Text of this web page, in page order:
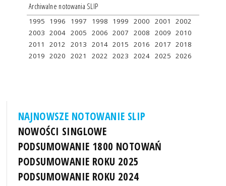
Archiwalne notowania SLIP
1995 1996 1997 1998 1999 2000 2001
2002
2003 2004 2005 2006 2007 2008 2009 2010
2011
2012 2013 2014 2015 2016 2017 2018
2019 2020 2021 2022 2023 2024 2025 2026
NAJNOWSZE NOTOWANIE SLIP
NOWOŚCI SINGLOWE
PODSUMOWANIE 1800 NOTOWAŃ
PODSUMOWANIE ROKU 2025
PODSUMOWANIE ROKU 2024